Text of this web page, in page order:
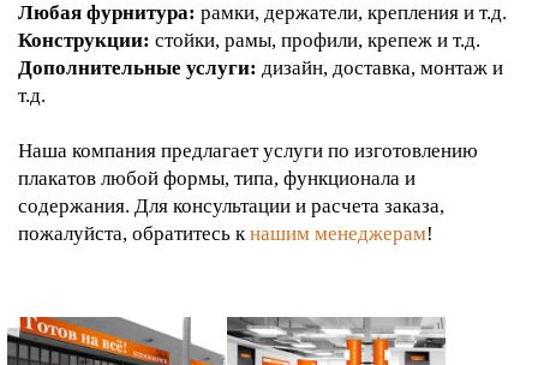
Любая фурнитура: рамки, держатели, крепления и т.д.
Конструкции: стойки, рамы, профили, крепеж и т.д.
Дополнительные услуги: дизайн, доставка, монтаж и
т.д.
Наша компания предлагает услуги по изготовлению
плакатов любой формы, типа, функционала и
содержания. Для консультации и расчета заказа,
пожалуйста, обратитесь кнашим менеджерам!